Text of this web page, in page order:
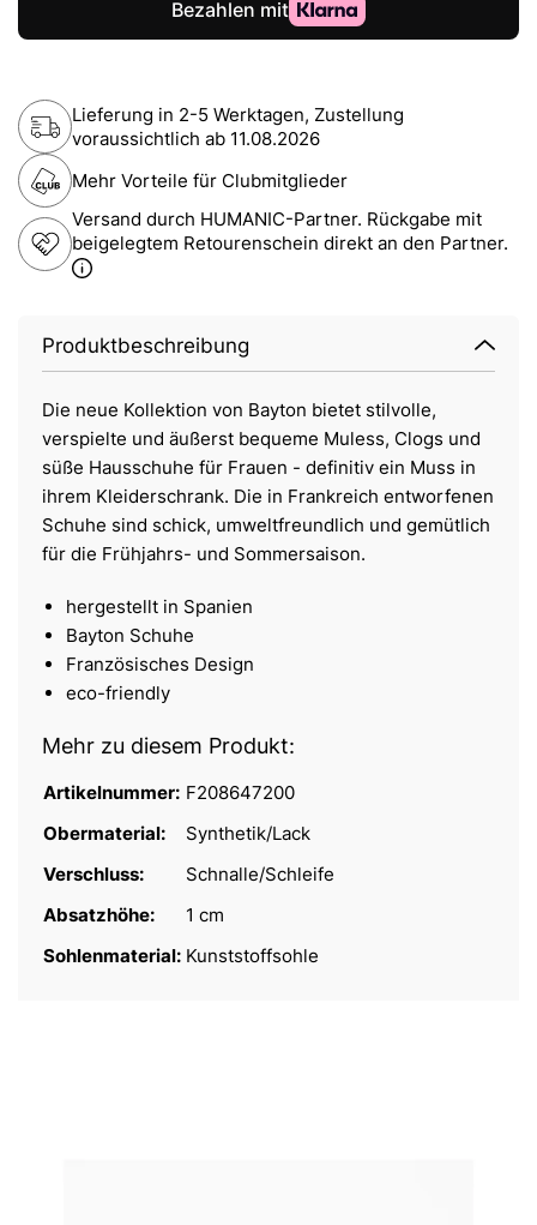
Lieferung in 2-5 Werktagen, Zustellung
voraussichtlich ab 11.08.2026
Mehr Vorteile für Clubmitglieder
Versand durch HUMANIC-Partner. Rückgabe mit
beigelegtem Retourenschein direkt an den Partner.
Produktbeschreibung
Die neue Kollektion von Bayton bietet stilvolle,
verspielte und äußerst bequeme Muless, Clogs und
süße Hausschuhe für Frauen - definitiv ein Muss in
ihrem Kleiderschrank. Die in Frankreich entworfenen
Schuhe sind schick, umweltfreundlich und gemütlich
für die Frühjahrs- und Sommersaison.
hergestellt in Spanien
Bayton Schuhe
Französisches Design
eco-friendly
Mehr zu diesem Produkt:
Artikelnummer: F208647200
Obermaterial:
Synthetik/Lack
Verschluss:
Schnalle/Schleife
Absatzhöhe:
1 cm
Sohlenmaterial: Kunststoffsohle